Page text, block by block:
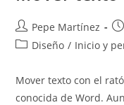
A
Autor
de
Pepe Martínez
de
la
Categoría
la
entrada:
Diseño / Inicio y
Mover texto con el
conocida de Word.